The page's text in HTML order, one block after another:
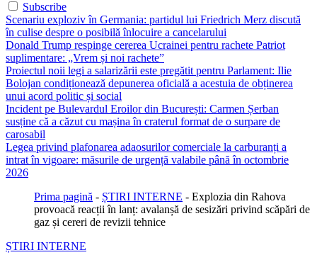
Subscribe
Scenariu exploziv în Germania: partidul lui Friedrich Merz discută
în culise despre o posibilă înlocuire a cancelarului
Donald Trump respinge cererea Ucrainei pentru rachete Patriot
suplimentare: „Vrem și noi rachete”
Proiectul noii legi a salarizării este pregătit pentru Parlament: Ilie
Bolojan condiționează depunerea oficială a acestuia de obținerea
unui acord politic și social
Incident pe Bulevardul Eroilor din București: Carmen Șerban
susține că a căzut cu mașina în craterul format de o surpare de
carosabil
Legea privind plafonarea adaosurilor comerciale la carburanți a
intrat în vigoare: măsurile de urgență valabile până în octombrie
2026
Prima pagină - ȘTIRI INTERNE - Explozia din Rahova
provoacă reacții în lanț: avalanșă de sesizări privind scăpări de
gaz și cereri de revizii tehnice
ȘTIRI INTERNE